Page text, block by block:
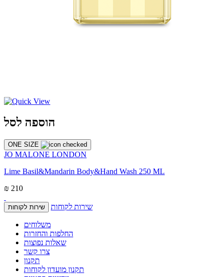
הוספה לסל
ONE SIZE
JO MALONE LONDON
Lime Basil&Mandarin Body&Hand Wash 250 ML
₪ 210
שירות לקוחות שירות לקוחות
משלוחים
החלפות והחזרות
שאלות נפוצות
צרו קשר
תקנון
תקנון מועדון לקוחות